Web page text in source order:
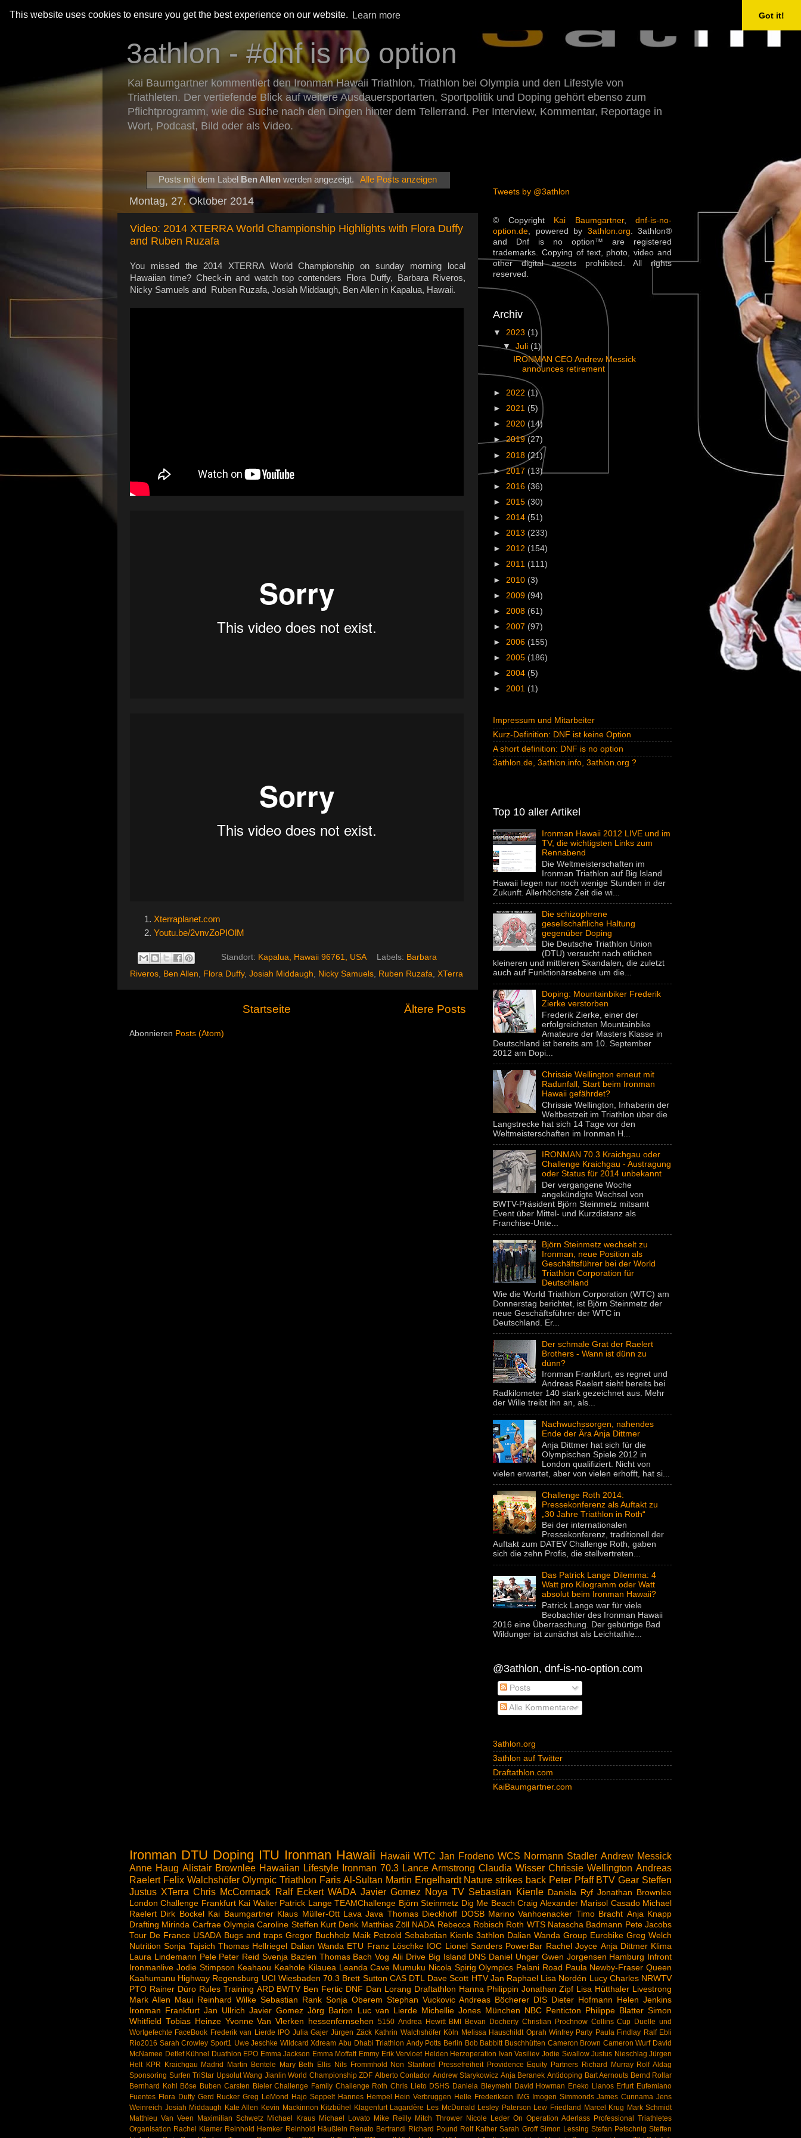
This website uses cookies to ensure you get the best experience on our website. Learn more Got it!
3athlon - #dnf is no option
Kai Baumgartner kommentiert den Ironman Hawaii Triathlon, Triathlon bei Olympia und den Lifestyle von
Triathleten. Der vertiefende Blick auf weitere Ausdauersportarten, Sportpolitik und Doping gehört ebenso zum
Pflichtprogramm, wie die Suche nach den Dingen hinter dem Tellerrand. Per Interview, Kommentar, Reportage in
Wort, Podcast, Bild oder als Video.
Posts mit dem Label Ben Allen werden angezeigt. Alle Posts anzeigen
Montag, 27. Oktober 2014
Video: 2014 XTERRA World Championship Highlights with Flora Duffy
and Ruben Ruzafa
You missed the 2014 XTERRA World Championship on sunday morning local
Hawaiian time? Check-in and watch top contenders Flora Duffy, Barbara Riveros,
Nicky Samuels and Ruben Ruzafa, Josiah Middaugh, Ben Allen in Kapalua, Hawaii.
Xterraplanet.com
Youtu.be/2vnvZoPIOlM
Standort: Kapalua, Hawaii 96761, USA Labels: Barbara
Riveros
Ben Allen Flora Duffy, Josiah Middaugh Nicky Samuels Ruben Ruzafa XTerra
Ältere Posts
Startseite
Abonnieren Posts (Atom)
Tweets by @3athlon
© Copyright Kai Baumgartner, dnf-is-no-
option.de , powered by 3athlon.org . 3athlon®
and Dnf is no option™ are registered
trademarks. Copying of text, photo, video and
other digital assets prohibited. All rights
reserved.
Archiv
▼ 2023 (1)
▼Juli (1)
IRONMAN CEO Andrew Messick
announces retirement
► 2022 (1)
► 2021 (5)
► 2020 (14)
►2019 (27)
► 2018 (21)
►2017 (13)
► 2016 (36)
► 2015 (30)
► 2014 (51)
► 2013 (233)
► 2012 (154)
► 2011 (111)
► 2010 (3)
► 2009 (94)
► 2008 (61)
► 2007 (97)
► 2006 (155)
► 2005 (186)
► 2004 (5)
► 2001 (1)
Impressum und Mitarbeiter
Kurz-Definition: DNF ist keine Option
A short definition: DNF is no option
3athlon.de, 3athlon.info, 3athlon.org ?
Top 10 aller Artikel
Ironman Hawaii 2012 LIVE und im
TV, die wichtigsten Links zum
Rennabend
Die Weltmeisterschaften im
Ironman Triathlon auf Big Island
Hawaii liegen nur noch wenige Stunden in der
Zukunft. Allerhöchste Zeit die wi...
Die schizophrene
gesellschaftliche Haltung
gegenüber Doping
Die Deutsche Triathlon Union
(DTU) versucht nach etlichen
kleineren und mittleren Skandalen, die zuletzt
auch auf Funktionärsebene um die...
Doping: Mountainbiker Frederik
Zierke verstorben
Frederik Zierke, einer der
erfolgreichsten Mountainbike
Amateure der Masters Klasse in
Deutschland ist bereits am 10. September
2012 am Dopi...
Chrissie Wellington erneut mit
Radunfall, Start beim Ironman
Hawaii gefährdet?
Chrissie Wellington, Inhaberin der
Weltbestzeit im Triathlon über die
Langstrecke hat sich 14 Tage vor den
Weltmeisterschaften im Ironman H...
IRONMAN 70.3 Kraichgau oder
Challenge Kraichgau - Austragung
oder Status für 2014 unbekannt
Der vergangene Woche
angekündigte Wechsel von
BWTV-Präsident Björn Steinmetz mitsamt
Event über Mittel- und Kurzdistanz als
Franchise-Unte...
Björn Steinmetz wechselt zu
Ironman, neue Position als
Geschäftsführer bei der World
Triathlon Corporation für
Deutschland
Wie die World Triathlon Corporation (WTC) am
Donnerstag berichtet, ist Björn Steinmetz der
neue Geschäftsführer der WTC in
Deutschland. Er...
Der schmale Grat der Raelert
Brothers - Wann ist dünn zu
dünn?
Ironman Frankfurt, es regnet und
Andreas Raelert sieht bereits bei
Radkilometer 140 stark gezeichnet aus. Mehr
der Wille treibt ihn an, als...
Nachwuchssorgen, nahendes
Ende der Ära Anja Dittmer
Anja Dittmer hat sich für die
Olympischen Spiele 2012 in
London qualifiziert. Nicht von
vielen erwartet, aber von vielen erhofft, hat si...
Challenge Roth 2014:
Pressekonferenz als Auftakt zu
„30 Jahre Triathlon in Roth“
Bei der internationalen
Pressekonferenz, traditionell der
Auftakt zum DATEV Challenge Roth, gaben
sich die zehn Profis, die stellvertreten...
Das Patrick Lange Dilemma: 4
Watt pro Kilogramm oder Watt
absolut beim Ironman Hawaii?
Patrick Lange war für viele
Beobachter des Ironman Hawaii
2016 eine Überraschung. Der gebürtige Bad
Wildunger ist zunächst als Leichtathle...
@3athlon, dnf-is-no-option.com
Posts
Alle Kommentare
3athlon.org
3athlon auf Twitter
Draftathlon.com
KaiBaumgartner.com
Ironman DTU Doping ITU Ironman Hawaii Hawaii WTC Jan Frodeno WCS Normann Stadler Andrew Messick
Anne Haug Alistair Brownlee Hawaiian Lifestyle Ironman 70.3 Lance Armstrong Claudia Wisser Chrissie Wellington Andreas
Raelert Felix Walchshöfer Olympic Triathlon Faris Al-Sultan Martin Engelhardt Nature strikes back Peter Pfaff BTV Gear Steffen
Justus XTerra Chris McCormack Ralf Eckert WADA Javier Gomez Noya TV Sebastian Kienle Daniela Ryf Jonathan Brownlee
London Challenge Frankfurt Kai Walter Patrick Lange TEAMChallenge Björn Steinmetz Dig Me Beach Craig Alexander Marisol Casado Michael
Raelert Dirk Bockel Kai Baumgartner Klaus Müller-Ott Lava Java Thomas Dieckhoff DOSB Marino Vanhoenacker Timo Bracht Anja Knapp
Drafting Mirinda Carfrae Olympia Caroline Steffen Kurt Denk Matthias Zöll NADA Rebecca Robisch Roth WTS Natascha Badmann Pete Jacobs
Tour De France USADA Bugs and traps Gregor Buchholz Maik Petzold Sebabstian Kienle 3athlon Dalian Wanda Group Eurobike Greg Welch
Nutrition Sonja Tajsich Thomas Hellriegel Dalian Wanda ETU Franz Löschke IOC Lionel Sanders PowerBar Rachel Joyce Anja Dittmer Klima
Laura Lindemann Pele Peter Reid Svenja Bazlen Thomas Bach Vog Alii Drive Big Island DNS Daniel Unger Gwen Jorgensen Hamburg
Infront
Ironmanlive Jodie Stimpson Keahaou Keahole Kilauea Leanda Cave Mumuku Nicola Spirig Olympics Palani Road Paula Newby-Fraser Queen
Kaahumanu Highway Regensburg UCI Wiesbaden 70.3 Brett Sutton CAS DTL Dave Scott HTV Jan Raphael Lisa Nordén Lucy Charles NRWTV
PTO Rainer Düro Rules Training ARD BWTV Ben Fertic DNF Dan Lorang Draftathlon Hanna Philippin Jonathan Zipf Lisa Hütthaler
Livestrong
Mark Allen
Maui Reinhard Wilke Sebastian Rank Sonja Oberem Stephan Vuckovic Andreas Böcherer DIS Dieter Hofmann
Helen Jenkins
Ironman Frankfurt Jan Ullrich Javier Gomez Jörg Barion Luc van Lierde Michellie Jones München NBC Penticton Philippe Blatter Simon
Whitfield Tobias Heinze Yvonne Van Vlerken hessenfernsehen 5150 Andrea Hewitt BMI Bevan Docherty Christian Prochnow Collins Cup Duelle und
Wortgefechte FaceBook Frederik van Lierde IPO Julia Gajer Jürgen Zäck Kathrin Walchshöfer Köln Melissa Hauschildt Oprah Winfrey Party Paula Findlay Ralf Ebli
Rio2016 Sarah Crowley Sport1 Uwe Jeschke Wildcard Xdream Abu Dhabi Triathlon Andy Potts Berlin Bob Babbitt Buschhütten Cameron Brown Cameron Wurf David
McNamee Detlef Kühnel Duathlon EPO Emma Jackson Emma Moffatt Emmy Erik Vervloet Helden Herzoperation Ivan Vasiliev Jodie Swallow Justus Nieschlag Jürgen
Helt KPR Kraichgau Madrid Martin Bentele Mary Beth Ellis Nils Frommhold Non Stanford Pressefreiheit Providence Equity Partners Richard Murray Rolf Aldag
Sponsoring Surfen TriStar Upsolut Wang Jianlin World Championship ZDF Alberto Contador Andrew Starykowicz Anja Beranek Antidoping Bart Aernouts Bernd Rollar
Bernhard Kohl Böse Buben Carsten Bieler Challenge Family Challenge Roth Chris Lieto DSHS Daniela Bleymehl David Howman Eneko Llanos Erfurt Eufemiano
Fuentes Flora Duffy Gerd Rucker Greg LeMond Hajo Seppelt Hannes Hempel Hein Verbruggen Helle Frederiksen IMG Imogen Simmonds James Cunnama Jens
Weinreich Josiah Middaugh Kate Allen Kevin Mackinnon Kitzbühel Klagenfurt Lagardère Les McDonald Lesley Paterson Lew Friedland Marcel Krug Mark Schmidt
Matthieu Van Veen Maximilian Schwetz Michael Kraus Michael Lovato Mike Reilly Mitch Thrower Nicole Leder On Operation Aderlass Professional Triathletes
Organisation Rachel Klamer Reinhold Hemker Reinhold Häußlein Renato Bertrandi Richard Pound Rolf Kather Sarah Groff Simon Lessing Stefan Petschnig Steffen